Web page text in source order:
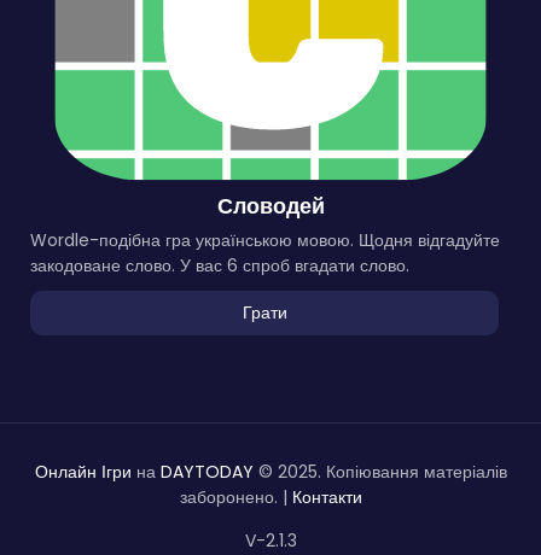
Словодей
Wordle-подібна гра українською мовою. Щодня відгадуйте
закодоване слово. У вас 6 спроб вгадати слово.
Грати
Онлайн Ігри на DAYTODAY © 2025. Копіювання матеріалів
заборонено. | Контакти
V-2.1.3